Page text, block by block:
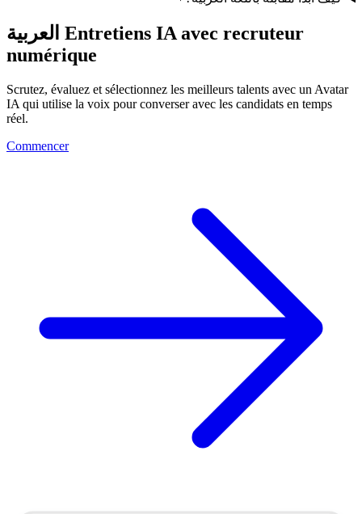
العربية Entretiens IA avec recruteur
numérique
Scrutez, évaluez et sélectionnez les meilleurs talents avec un Avatar
IA qui utilise la voix pour converser avec les candidats en temps
réel.
Commencer